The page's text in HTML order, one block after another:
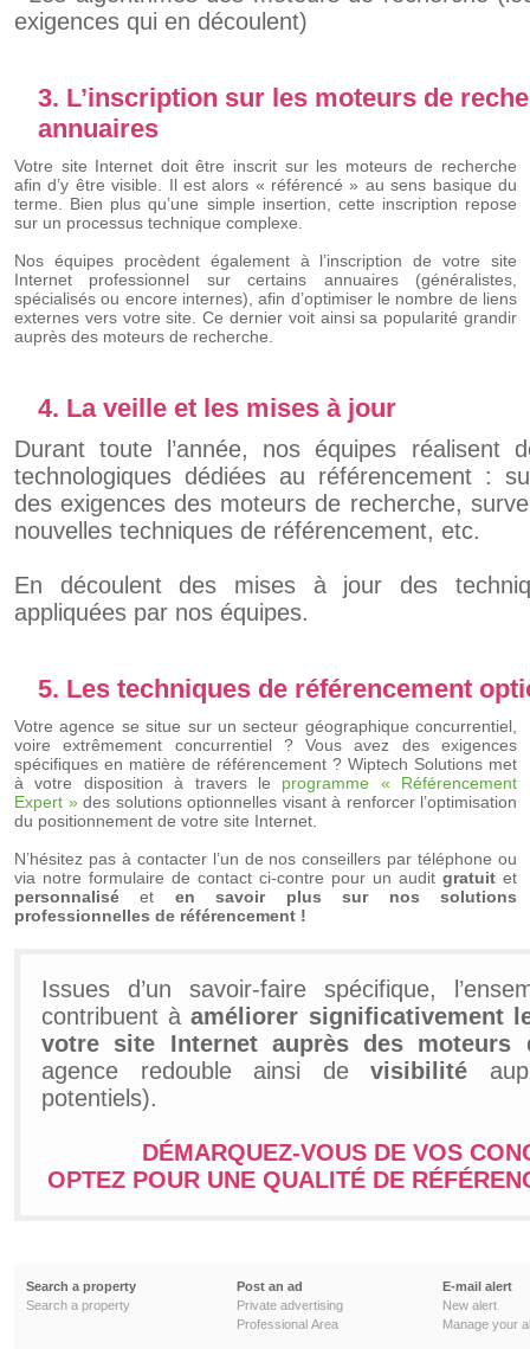
exigences qui en découlent)
3. L’inscription sur les moteurs de
annuaires
Votre site Internet doit être inscrit sur les moteurs de recherche
afin d’y être visible. Il est alors « référencé » au sens basique du
terme. Bien plus qu’une simple insertion, cette inscription repose
sur un processus technique complexe.
Nos équipes procèdent également à l’inscription de votre site
Internet professionnel sur certains annuaires (généralistes,
spécialisés ou encore internes), afin d’optimiser le nombre de liens
externes vers votre site. Ce dernier voit ainsi sa popularité grandir
auprès des moteurs de recherche.
4. La veille et les mises à jour
Durant toute l’année, nos équipes réalisent
technologiques dédiées au référencement :
des exigences des moteurs de recherche,
nouvelles techniques de référencement, etc.
En découlent des mises à jour des
appliquées par nos équipes.
5. Les techniques de référencement
Votre agence se situe sur un secteur géographique concurrentiel,
voire extrêmement concurrentiel ? Vous avez des exigences
spécifiques en matière de référencement ? Wiptech Solutions met
à votre disposition à travers le programme « Référencement
Expert »des solutions optionnelles visant à renforcer l’optimisation
du positionnement de votre site Internet.
N’hésitez pas à contacter l’un de nos conseillers par téléphone ou
via notre formulaire de contact ci-contre pour un audit gratuit et
personnalisé et en savoir plus sur nos solutions
professionnelles de référencement !
Issues d’un savoir-faire spécifique,
contribuent àaméliorer significativement
votre site Internet auprès des moteurs
agence redouble ainsi de visibilité
potentiels).
DÉMARQUEZ-VOUS DE VOS
OPTEZ POUR UNE QUALITÉ DE
Search a property
Search a property
Post an ad
Private advertising
Professional Area
E-mail alert
New alert
Manage your